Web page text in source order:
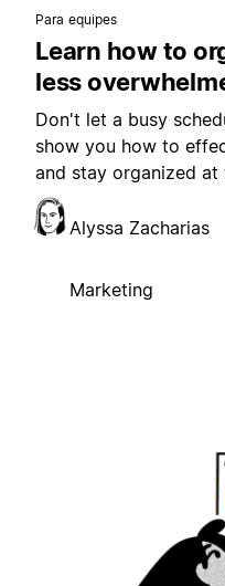
Para equipes
Learn how to
less
Don't let a busy
show you how to
and stay organized at
Alyssa Zacharias
Marketing